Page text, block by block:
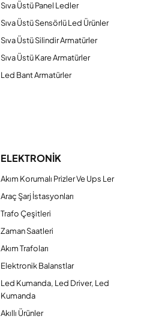
Sıva Üstü Panel Ledler
Sıva Üstü Sensörlü Led Ürünler
Sıva Üstü Silindir Armatürler
Sıva Üstü Kare Armatürler
Led Bant Armatürler
ELEKTRONİK
Akım Korumalı Prizler Ve Ups Ler
Araç Şarj İstasyonları
Trafo Çeşitleri
Zaman Saatleri
Akım Trafoları
Elektronik Balanstlar
Led Kumanda, Led Driver, Led
Kumanda
Akıllı Ürünler